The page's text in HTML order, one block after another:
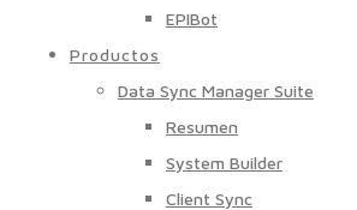
EPIBot
Productos
Data Sync Manager Suite
Resumen
System Builder
Client Sync